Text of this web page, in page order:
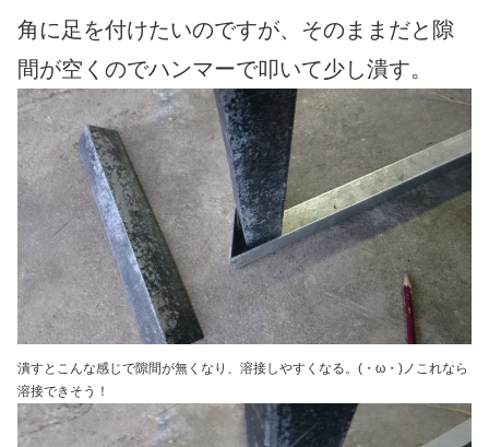
角に足を付けたいのですが、そのままだと隙
間が空くのでハンマーで叩いて少し潰す。
潰すとこんな感じで隙間が無くなり、溶接しやすくなる。(・ω・)ノこれなら
溶接できそう！